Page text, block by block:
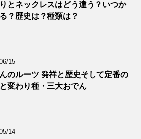
とネックレスはどう違う？いつか
？歴史は？種類は？
15
のルーツ 発祥と歴史そして定番の
変わり種・三大おでん
14